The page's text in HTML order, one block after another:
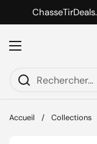
Passer au contenu
Ouvrir le menu
Accueil / Collections